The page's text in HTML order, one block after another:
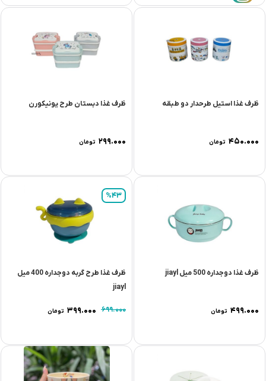
ظرف غذا استیل طرحدار دو طبقه
۴۵۰.۰۰۰ تومان
ظرف غذا دبستان طرح یونیکورن
۲۹۹.۰۰۰ تومان
ظرف غذا دوجداره 500 میل jiayl
۴۹۹.۰۰۰ تومان
ظرف غذا طرح گربه دوجداره 400 میل
jiayl
۶۹۹.۰۰۰ ۳۹۹.۰۰۰ تومان
%43